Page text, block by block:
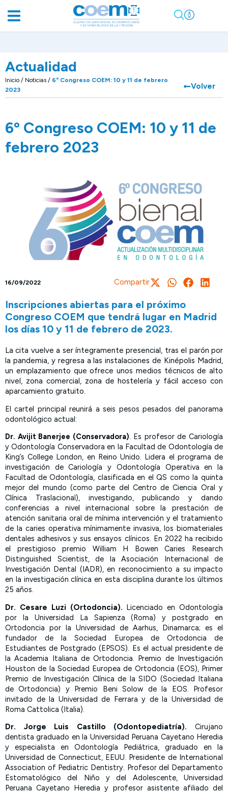
Actualidad
Inicio / Noticias / 6º Congreso COEM: 10 y 11 de febrero
2023
Volver
6º Congreso COEM: 10 y 11 de
febrero 2023
16/09/2022 Compartir
Inscripciones abiertas para el próximo
Congreso COEM que tendrá lugar en Madrid
los días 10 y 11 de febrero de 2023.
La cita vuelve a ser íntegramente presencial, tras el parón por
la pandemia, y regresa a las instalaciones de Kinépolis Madrid,
un emplazamiento que ofrece unos medios técnicos de alto
nivel, zona comercial, zona de hostelería y fácil acceso con
aparcamiento gratuito.
El cartel principal reunirá a seis pesos pesados del panorama
odontológico actual:
Dr. Avijit Banerjee (Conservadora). Es profesor de Cariología
y Odontología Conservadora en la Facultad de Odontología de
King’s College London, en Reino Unido. Lidera el programa de
investigación de Cariología y Odontología Operativa en la
Facultad de Odontología, clasificada en el QS como la quinta
mejor del mundo (como parte del Centro de Ciencia Oral y
Clínica Traslacional), investigando, publicando y dando
conferencias a nivel internacional sobre la prestación de
atención sanitaria oral de mínima intervención y el tratamiento
de la caries operativa mínimamente invasiva, los biomateriales
dentales adhesivos y sus ensayos clínicos. En 2022 ha recibido
el prestigioso premio William H Bowen Caries Research
Distinguished Scientist, de la Asociación Internacional de
Investigación Dental (IADR), en reconocimiento a su impacto
en la investigación clínica en esta disciplina durante los últimos
25 años.
Dr. Cesare Luzi (Ortodoncia). Licenciado en Odontología
por la Universidad La Sapienza (Roma) y postgrado en
Ortodoncia por la Universidad de Aarhus, Dinamarca; es el
fundador de la Sociedad Europea de Ortodoncia de
Estudiantes de Postgrado (EPSOS). Es el actual presidente de
la Academia Italiana de Ortodoncia. Premio de Investigación
Houston de la Sociedad Europea de Ortodoncia (EOS), Primer
Premio de Investigación Clínica de la SIDO (Sociedad Italiana
de Ortodoncia) y Premio Beni Solow de la EOS. Profesor
invitado de la Universidad de Ferrara y de la Universidad de
Roma Cattolica (Italia).
Dr. Jorge Luis Castillo (Odontopediatría). Cirujano
dentista graduado en la Universidad Peruana Cayetano Heredia
y especialista en Odontología Pediátrica, graduado en la
Universidad de Connecticut, EEUU. Presidente de International
Association of Pediatric Dentistry. Profesor del Departamento
Estomatológico del Niño y del Adolescente, Universidad
Peruana Cayetano Heredia y profesor asistente afiliado del